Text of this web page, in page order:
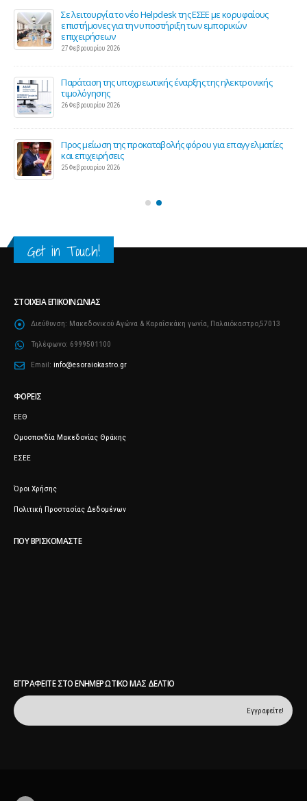
Σε λειτουργία το νέο Helpdesk της ΕΣΕΕ με κορυφαίους
επιστήμονες για την υποστήριξη των εμπορικών
επιχειρήσεων
27 Φεβρουαρίου 2026
Παράταση της υποχρεωτικής έναρξης της ηλεκτρονικής
τιμολόγησης
26 Φεβρουαρίου 2026
Προς μείωση της προκαταβολής φόρου για επαγγελματίες
και επιχειρήσεις
25 Φεβρουαρίου 2026
Get in Touch!
ΣΤΟΙΧΕΊΑ ΕΠΙΚΟΙΝΩΝΊΑΣ
Διεύθυνση: Μακεδονικού Αγώνα & Καραΐσκάκη γωνία, Παλαιόκαστρο,57013
Τηλέφωνο: 6999501100
Email: info@esoraiokastro.gr
ΦΟΡΕΊΣ
ΕΕΘ
Ομοσπονδία Μακεδονίας Θράκης
ΕΣΕΕ
Όροι Χρήσης
Πολιτική Προστασίας Δεδομένων
ΠΟΥ ΒΡΙΣΚΌΜΑΣΤΕ
ΕΓΓΡΑΦΕΊΤΕ ΣΤΟ ΕΝΗΜΕΡΩΤΙΚΌ ΜΑΣ ΔΕΛΤΊΟ